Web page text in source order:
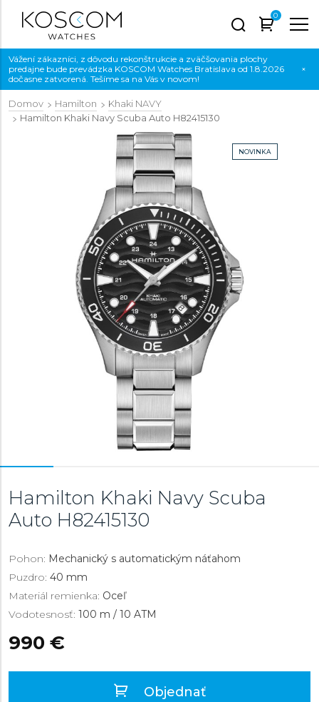
0
Vážení zákazníci, z dôvodu rekonštrukcie a zväčšovania plochy
predajne bude prevádzka KOSCOM Watches Bratislava od 1.8.2026
dočasne zatvorená. Tešíme sa na Vás v novom!
×
Domov Hamilton
Khaki NAVY
Hamilton Khaki Navy Scuba Auto H82415130
NOVINKA
Hamilton Khaki Navy Scuba
Auto H82415130
Pohon: Mechanický s automatickým náťahom
Puzdro: 40 mm
Materiál remienka: Oceľ
Vodotesnosť: 100 m / 10 ATM
990 €
Objednať